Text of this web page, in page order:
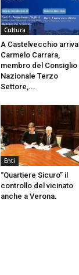
Cultura
A Castelvecchio arriva
Carmelo Carrara,
membro del Consiglio
Nazionale Terzo
Settore,...
Enti
“Quartiere Sicuro” il
controllo del vicinato
anche a Verona.